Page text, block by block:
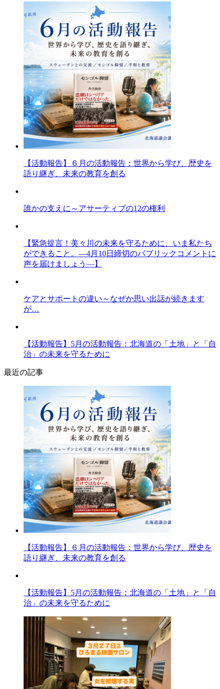
【活動報告】６月の活動報告：世界から学び、歴史を
語り継ぎ、未来の教育を創る
誰かの支えに～アサーティブの12の権利
【緊急提言！美々川の未来を守るために、いま私たち
ができること。―4月10日締切のパブリックコメントに
声を届けましょう―】
ケアとサポートの違い～なぜか思い出話が続きます
が…
【活動報告】5月の活動報告：北海道の「土地」と「自
治」の未来を守るために
最近の記事
【活動報告】６月の活動報告：世界から学び、歴史を
語り継ぎ、未来の教育を創る
【活動報告】5月の活動報告：北海道の「土地」と「自
治」の未来を守るために